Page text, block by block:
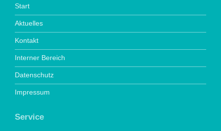
Start
Aktuelles
Kontakt
Interner Bereich
Datenschutz
Impressum
Service